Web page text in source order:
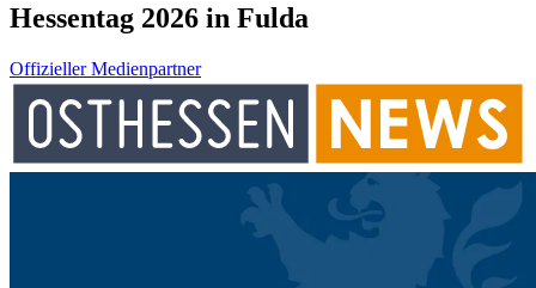
Hessentag 2026 in Fulda
Offizieller Medienpartner